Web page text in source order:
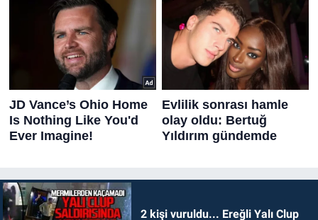
2 kişi vuruldu... Ereğli Yalı Clup